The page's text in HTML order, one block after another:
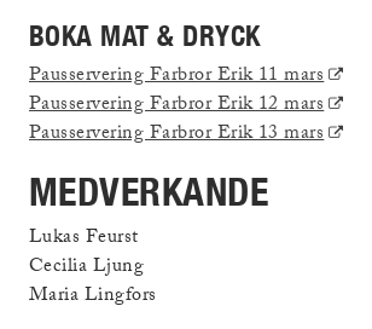
BOKA MAT & DRYCK
Pausservering Farbror Erik 11 mars(Extern
länk)
Pausservering Farbror Erik 12 mars(Extern
länk)
Pausservering Farbror Erik 13 mars(Extern
MEDVERKANDE
Lukas Feurst
Cecilia Ljung
Maria Lingfors